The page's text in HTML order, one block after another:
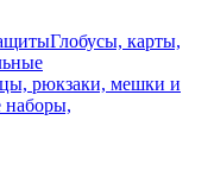
Глобусы, карты,
рюкзаки, мешки и
наборы,